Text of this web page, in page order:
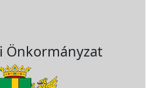
Önkormányzat